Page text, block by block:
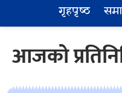
गृहपृष्ठ
आजको